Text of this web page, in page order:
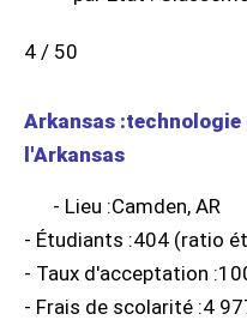
4 / 50
Arkansas :technologie
l'Arkansas
- Lieu :Camden, AR
- Étudiants :404 (ratio
- Taux d'acceptation
- Frais de scolarité :4